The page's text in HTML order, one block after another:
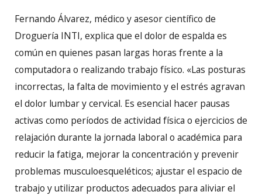
Fernando Álvarez, médico y asesor científico de
Droguería INTI, explica que el dolor de espalda es
común en quienes pasan largas horas frente a la
computadora o realizando trabajo físico. «Las posturas
incorrectas, la falta de movimiento y el estrés agravan
el dolor lumbar y cervical. Es esencial hacer pausas
activas como períodos de actividad física o ejercicios de
relajación durante la jornada laboral o académica para
reducir la fatiga, mejorar la concentración y prevenir
problemas musculoesqueléticos; ajustar el espacio de
trabajo y utilizar productos adecuados para aliviar el